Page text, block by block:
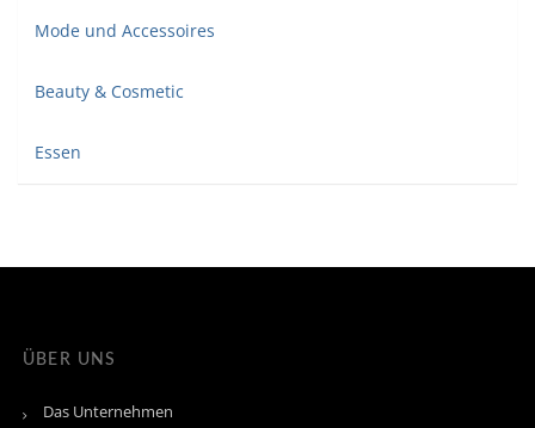
Mode und Accessoires
Beauty & Cosmetic
Essen
ÜBER UNS
Das Unternehmen